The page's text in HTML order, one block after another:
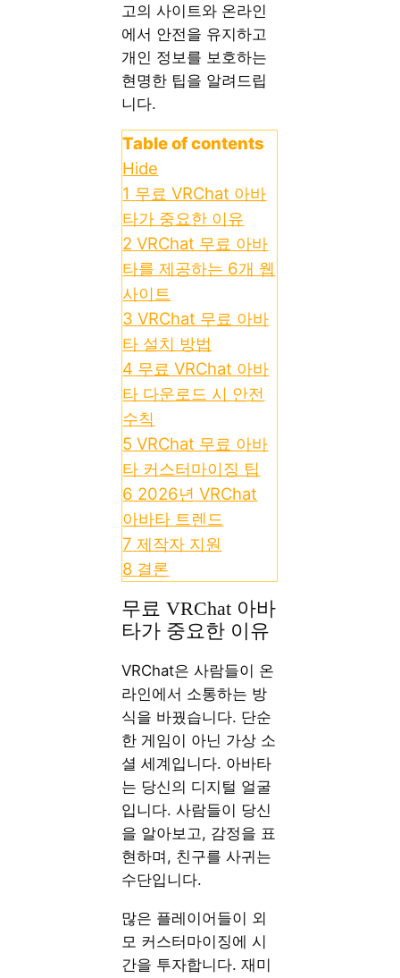
고의 사이트와 온라인
에서 안전을 유지하고
개인 정보를 보호하는
현명한 팁을 알려드립
니다.
Table of contents
Hide
1 무료 VRChat 아바
타가 중요한 이유
2 VRChat 무료 아바
타를 제공하는 6개 웹
사이트
3 VRChat 무료 아바
타 설치 방법
4 무료 VRChat 아바
타 다운로드 시 안전
수칙
5 VRChat 무료 아바
타 커스터마이징 팁
6 2026년 VRChat
아바타 트렌드
7 제작자 지원
8 결론
무료 VRChat 아바
타가 중요한 이유
VRChat은 사람들이 온
라인에서 소통하는 방
식을 바꿨습니다. 단순
한 게임이 아닌 가상 소
셜 세계입니다. 아바타
는 당신의 디지털 얼굴
입니다. 사람들이 당신
을 알아보고, 감정을 표
현하며, 친구를 사귀는
수단입니다.
많은 플레이어들이 외
모 커스터마이징에 시
간을 투자합니다. 재미